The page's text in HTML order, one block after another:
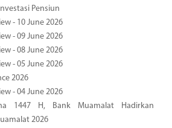
Pensiun
- 10 June 2026
- 09 June 2026
- 08 June 2026
- 05 June 2026
2026
- 04 June 2026
1447 H, Bank Muamalat Hadirkan
2026